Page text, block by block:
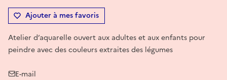
Ajouter à mes favoris
Atelier d’aquarelle ouvert aux adultes et aux enfants pour
peindre avec des couleurs extraites des légumes
E-mail